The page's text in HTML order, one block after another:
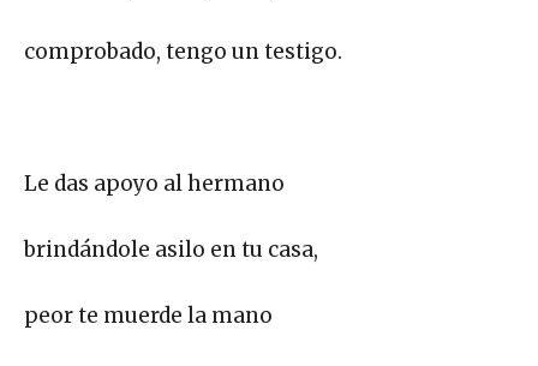
comprobado, tengo un testigo.
Le das apoyo al hermano
brindándole asilo en tu casa,
peor te muerde la mano